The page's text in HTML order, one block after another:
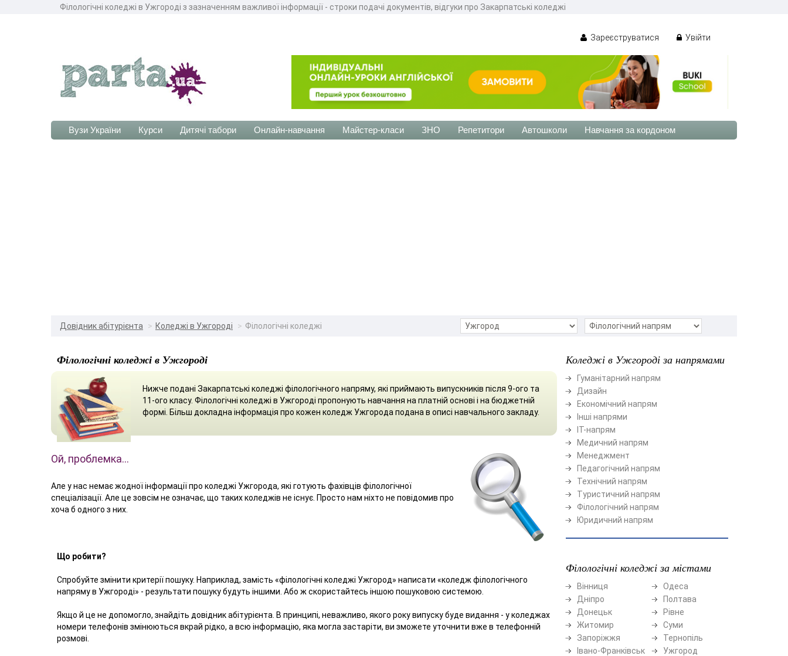
Філологічні коледжі в Ужгороді з зазначенням важливої інформації - строки подачі документів, відгуки про Закарпатські коледжі
Зареєструватися Увійти
Вузи України Курси Дитячі табори Онлайн-навчання Майстер-класи ЗНО Репетитори Автошколи Навчання за кордоном
Довідник абітурієнта Коледжі в Ужгороді Філологічні коледжі
Філологічні коледжі в Ужгороді
Нижче подані Закарпатські коледжі філологічного напряму, які приймають випускників після 9-ого та
11-ого класу. Філологічні коледжі в Ужгороді пропонують навчання на платній основі і на бюджетній
формі. Більш докладна інформація про кожен коледж Ужгорода подана в описі навчального закладу.
Ой, проблемка…
Але у нас немає жодної інформації про коледжі Ужгорода, які готують фахівців філологічної
спеціалізації. Але це зовсім не означає, що таких коледжів не існує. Просто нам ніхто не повідомив про
хоча б одного з них.
Що робити?
Спробуйте змінити критерії пошуку. Наприклад, замість «філологічні коледжі Ужгород» написати «коледж філологічного
напряму в Ужгороді» - результати пошуку будуть іншими. Або ж скористайтесь іншою пошуковою системою.
Якщо й це не допомогло, знайдіть довідник абітурієнта. В принципі, неважливо, якого року випуску буде видання - у коледжах
номери телефонів змінюються вкрай рідко, а всю інформацію, яка могла застаріти, ви зможете уточнити вже в телефонній
розмові.
Коледжі в Ужгороді за напрямами
Гуманітарний напрям
Дизайн
Економічний напрям
Інші напрями
ІТ-напрям
Медичний напрям
Менеджмент
Педагогічний напрям
Технічний напрям
Туристичний напрям
Філологічний напрям
Юридичний напрям
Філологічні коледжі за містами
Вінниця
Дніпро
Донецьк
Житомир
Запоріжжя
Івано-Франківськ
Одеса
Полтава
Рівне
Суми
Тернопіль
Ужгород